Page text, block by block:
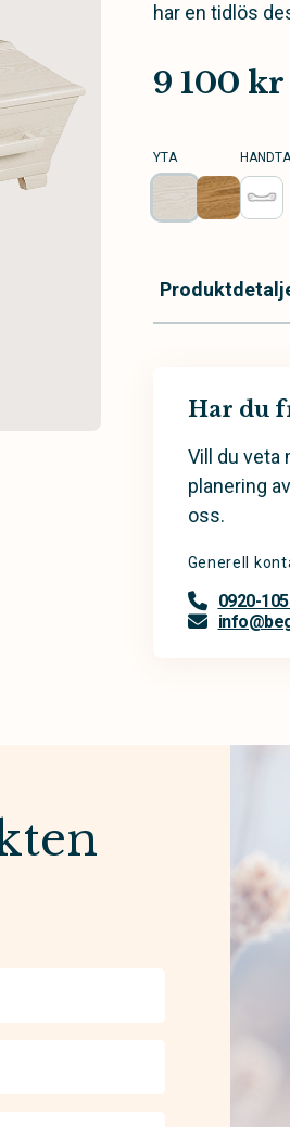
har en tidlös
9 100 kr
YTA
Har du
Vill du veta
planering
oss.
Generell
0920-